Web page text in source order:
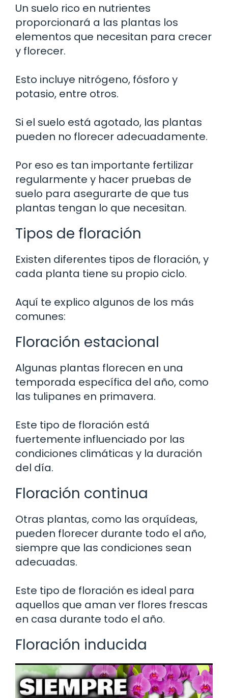
Un suelo rico en nutrientes
proporcionará a las plantas los
elementos que necesitan para crecer
y florecer.
Esto incluye nitrógeno, fósforo y
potasio, entre otros.
Si el suelo está agotado, las plantas
pueden no florecer adecuadamente.
Por eso es tan importante fertilizar
regularmente y hacer pruebas de
suelo para asegurarte de que tus
plantas tengan lo que necesitan.
Tipos de floración
Existen diferentes tipos de floración, y
cada planta tiene su propio ciclo.
Aquí te explico algunos de los más
comunes:
Floración estacional
Algunas plantas florecen en una
temporada específica del año, como
las tulipanes en primavera.
Este tipo de floración está
fuertemente influenciado por las
condiciones climáticas y la duración
del día.
Floración continua
Otras plantas, como las orquídeas,
pueden florecer durante todo el año,
siempre que las condiciones sean
adecuadas.
Este tipo de floración es ideal para
aquellos que aman ver flores frescas
en casa durante todo el año.
Floración inducida